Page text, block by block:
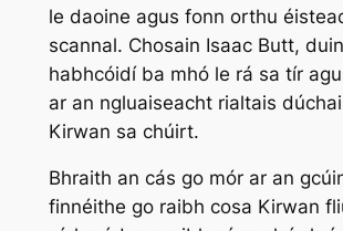
le daoine agus fonn orthu
scannal. Chosain Isaac Butt,
habhcóidí ba mhó le rá sa tír
ar an ngluaiseacht rialtais
Kirwan sa chúirt.
Bhraith an cás go mór ar an
finnéithe go raibh cosa Kirwan